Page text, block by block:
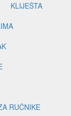
KLIJEŠTA
RUČNIKE